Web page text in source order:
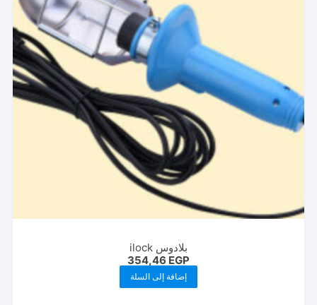
بلادوس ilock
354,46 EGP
إضافة إلى السلة